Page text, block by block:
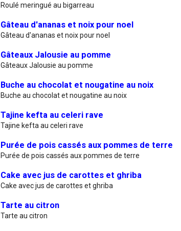
Roulé meringué au bigarreau
Gâteau d'ananas et noix pour noel
Gâteau d'ananas et noix pour noel
Gâteaux Jalousie au pomme
Gâteaux Jalousie au pomme
Buche au chocolat et nougatine au noix
Buche au chocolat et nougatine au noix
Tajine kefta au celeri rave
Tajine kefta au celeri rave
Purée de pois cassés aux pommes de terre
Purée de pois cassés aux pommes de terre
Cake avec jus de carottes et ghriba
Cake avec jus de carottes et ghriba
Tarte au citron
Tarte au citron